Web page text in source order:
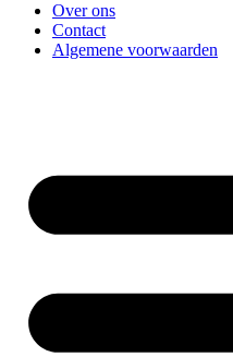
Over ons
Contact
Algemene voorwaarden